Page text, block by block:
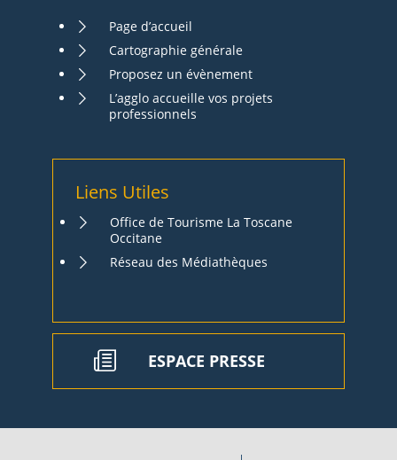
Page d’accueil
Cartographie générale
Proposez un évènement
L’agglo accueille vos projets
professionnels
Liens Utiles
Office de Tourisme La Toscane
Occitane
Réseau des Médiathèques
ESPACE PRESSE